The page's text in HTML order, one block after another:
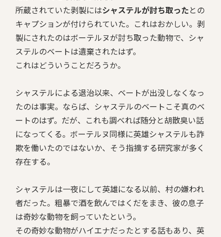
所蔵されていた剥製にはシャステルが討ち取ったとの
キャプションが付けられていた。これはおかしい。剥
製にされたのはボーテルヌが討ち取った動物で、シャ
ステルのベートは遺棄されたはず。
これはどういうことだろうか。
シャステルによる退治以来、ベートが出没しなくなっ
たのは事実。ならば、シャステルのベートこそ真のベ
ートのはず。だが、これも調べれば随分と胡散臭い話
になってくる。ボーテルヌ同様に英雄シャステルも詐
欺を働いたのではないか、そう指摘する研究家が多く
存在する。
シャステルは一夜にして英雄になる以前、村の嫌われ
者だった。粗暴で酒を飲んではくだをまき、彼の息子
は奇妙な動物を飼っていたという。
その奇妙な動物がハイエナだったとする話もあり、英